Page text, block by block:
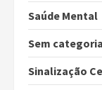
Saúde Mental
Sem categoria
Sinalização